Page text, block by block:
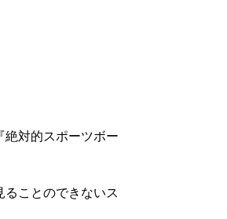
絶対的スポーツボー
ことのできないス